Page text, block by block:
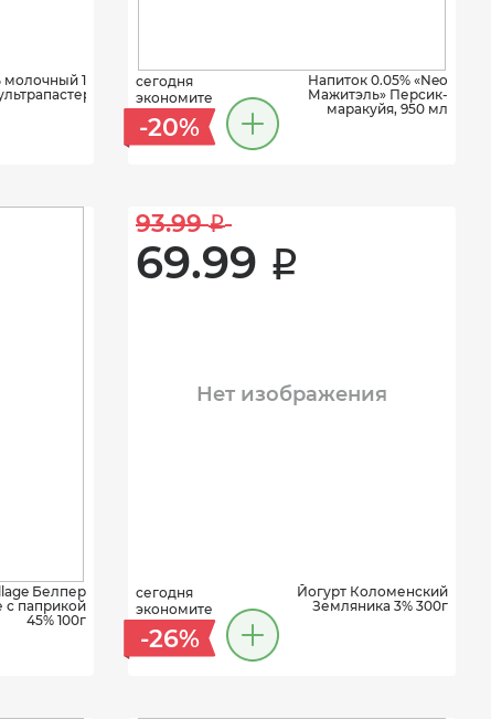
молочный 1,5% Parmalat
0,25 л
сегодня
экономите
-20%
Напиток 0.05% «Neo
Мажитэль» Персик-
маракуйя, 950 мл
Белпер
с паприкой
45% 100г
93.99 i
69.99 i
Нет изображения
сегодня
экономите
-26%
Йогурт Коломенский
Земляника 3% 300г